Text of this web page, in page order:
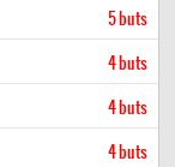
5 buts
4 buts
4 buts
4 buts